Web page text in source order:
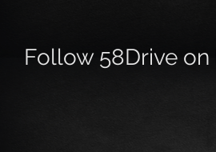
Follow 58Drive on